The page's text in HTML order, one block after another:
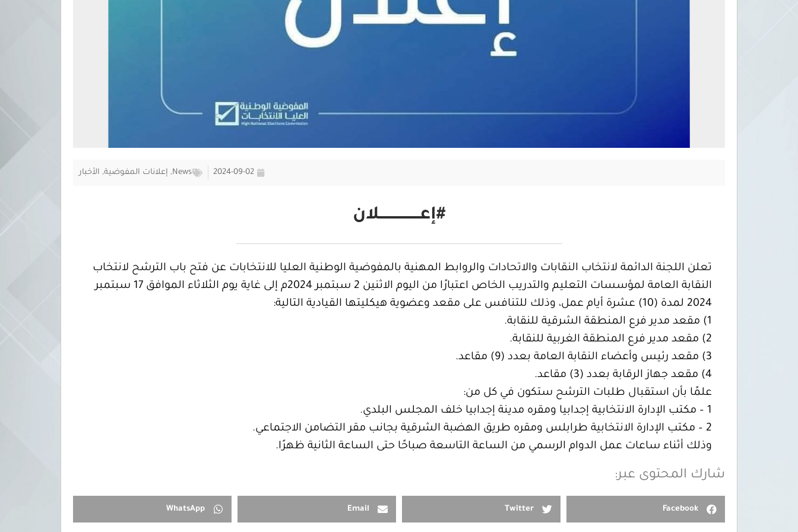
2024-09-02
News
, إعلانات المفوضية, الأخبار
#إعـــــــــــــــــلان
تعلن اللجنة الدائمة لانتخاب النقابات والاتحادات والروابط المهنية بالمفوضية الوطنية العليا للانتخابات عن فتح باب الترشح لانتخاب
النقابة العامة لمؤسسات التعليم والتدريب الخاص اعتبارًا من اليوم الاثنين 2 سبتمبر 2024م إلى غاية يوم الثلاثاء الموافق 17 سبتمبر
2024 لمدة (10) عشرة أيام عمل، وذلك للتنافس على مقعد وعضوية هيكليتها القيادية التالية:
1) مقعد مدير فرع المنطقة الشرقية للنقابة.
2) مقعد مدير فرع المنطقة الغربية للنقابة.
3) مقعد رئيس وأعضاء النقابة العامة بعدد (9) مقاعد.
4) مقعد جهاز الرقابة بعدد (3) مقاعد.
علمًا بأن استقبال طلبات الترشح ستكون في كل من:
1 – مكتب الإدارة الانتخابية إجدابيا ومقره مدينة إجدابيا خلف المجلس البلدي.
2 – مكتب الإدارة الانتخابية طرابلس ومقره طريق الهضبة الشرقية بجانب مقر التضامن الاجتماعي.
وذلك أثناء ساعات عمل الدوام الرسمي من الساعة التاسعة صباحًا حتى الساعة الثانية ظهرًا.
شارك المحتوى عبر:
Facebook
Twitter
Email
WhatsApp